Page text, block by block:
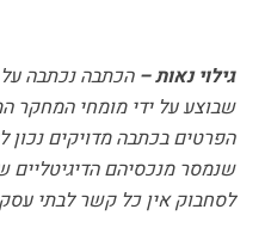
גילוי נאות –הכתבה נכתבה
שבוצע על ידי מומחי המחקר
הפרטים בכתבה מדויקים נכון
שנמסר מנכסיהם הדיגיטליים
לסחבוק אין כל קשר לבתי עסק